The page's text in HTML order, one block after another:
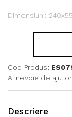
Dimensiuni:
Cod Produs:
Ai nevoie de
Descriere